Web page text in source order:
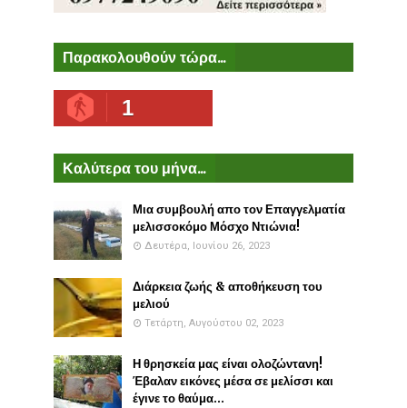
Παρακολουθούν τώρα...
1
Καλύτερα του μήνα...
Μια συμβουλή απο τον Επαγγελματία
μελισσοκόμο Μόσχο Ντιώνια!
Δευτέρα, Ιουνίου 26, 2023
Διάρκεια ζωής & αποθήκευση του
μελιού
Τετάρτη, Αυγούστου 02, 2023
Η θρησκεία μας είναι ολοζώντανη!
Έβαλαν εικόνες μέσα σε μελίσσι και
έγινε το θαύμα...